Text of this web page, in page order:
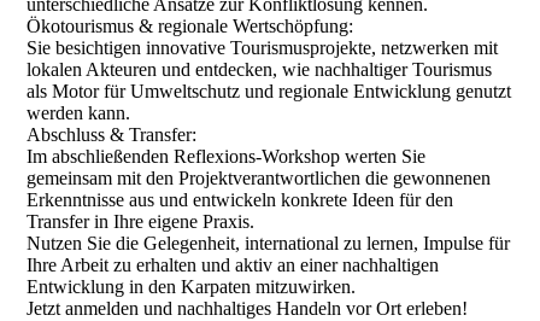
unterschiedliche Ansätze zur Konfliktlösung kennen.
Ökotourismus & regionale Wertschöpfung:
Sie besichtigen innovative Tourismusprojekte, netzwerken mit
lokalen Akteuren und entdecken, wie nachhaltiger Tourismus
als Motor für Umweltschutz und regionale Entwicklung genutzt
werden kann.
Abschluss & Transfer:
Im abschließenden Reflexions-Workshop werten Sie
gemeinsam mit den Projektverantwortlichen die gewonnenen
Erkenntnisse aus und entwickeln konkrete Ideen für den
Transfer in Ihre eigene Praxis.
Nutzen Sie die Gelegenheit, international zu lernen, Impulse für
Ihre Arbeit zu erhalten und aktiv an einer nachhaltigen
Entwicklung in den Karpaten mitzuwirken.
Jetzt anmelden und nachhaltiges Handeln vor Ort erleben!